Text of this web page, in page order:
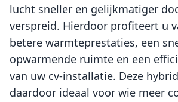
lucht sneller en gelijkmatiger
verspreid. Hierdoor profiteert u
betere warmteprestaties, een
opwarmende ruimte en een
van uw cv-installatie. Deze
daardoor ideaal voor wie meer